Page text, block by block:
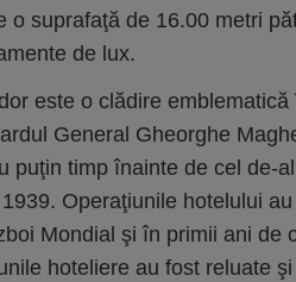
o suprafaţă de 16.00 metri
de lux.
este o clădire
General Gheorghe
puţin timp înainte de cel de-
Operaţiunile hotelului
Mondial şi în primii ani de
hoteliere au fost reluate